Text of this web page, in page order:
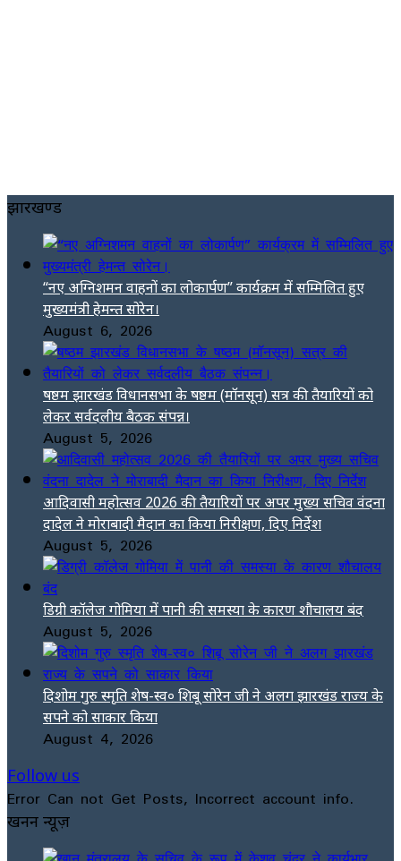
झारखण्ड
“नए अग्निशमन वाहनों का लोकार्पण” कार्यक्रम में सम्मिलित हुए
मुख्यमंत्री हेमन्त सोरेन।
August 6, 2026
षष्ठम झारखंड विधानसभा के षष्ठम (मॉनसून) सत्र की तैयारियों को
लेकर सर्वदलीय बैठक संपन्न।
August 5, 2026
आदिवासी महोत्सव 2026 की तैयारियों पर अपर मुख्य सचिव वंदना
दादेल ने मोराबादी मैदान का किया निरीक्षण, दिए निर्देश
August 5, 2026
डिग्री कॉलेज गोमिया में पानी की समस्या के कारण शौचालय बंद
August 5, 2026
दिशोम गुरु स्मृति शेष-स्व० शिबू सोरेन जी ने अलग झारखंड राज्य के
सपने को साकार किया
August 4, 2026
Follow us
Error Can not Get Posts, Incorrect account info.
खनन न्यूज़